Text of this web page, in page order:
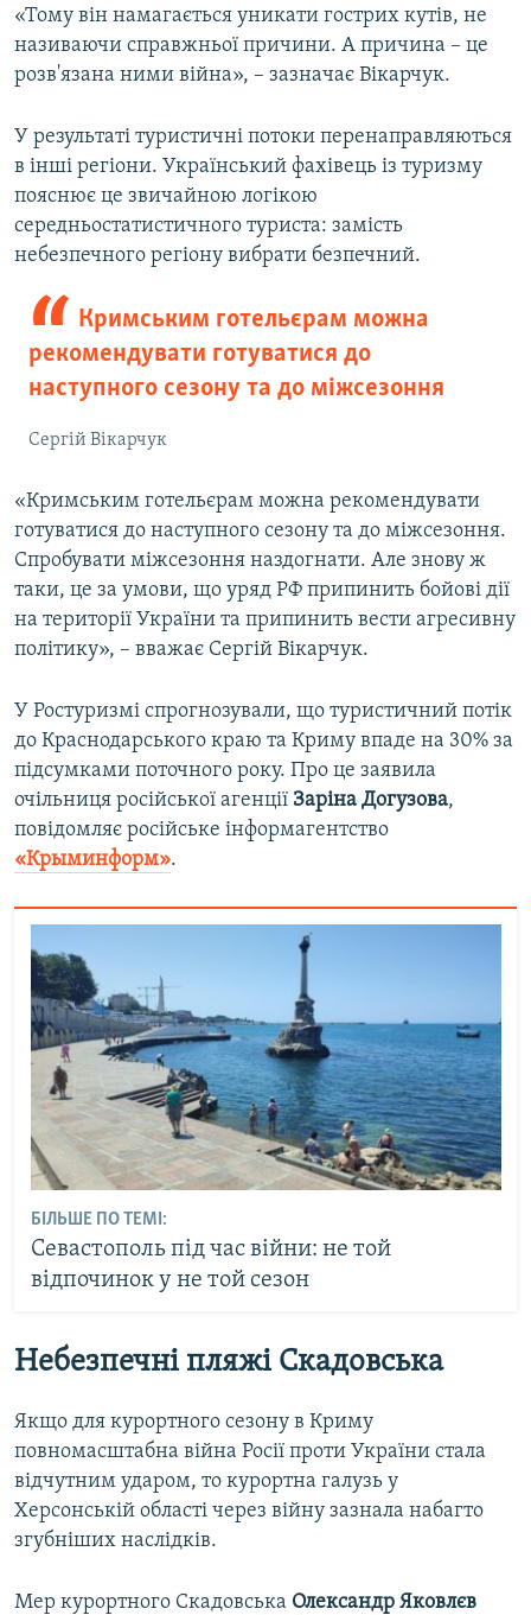
«Тому він намагається уникати гострих кутів, не
називаючи справжньої причини. А причина – це
розв'язана ними війна», – зазначає Вікарчук.
У результаті туристичні потоки перенаправляються
в інші регіони. Український фахівець із туризму
пояснює це звичайною логікою
середньостатистичного туриста: замість
небезпечного регіону вибрати безпечний.
Кримським готельєрам можна
рекомендувати готуватися до
наступного сезону та до міжсезоння
Сергій Вікарчук
«Кримським готельєрам можна рекомендувати
готуватися до наступного сезону та до міжсезоння.
Спробувати міжсезоння наздогнати. Але знову ж
таки, це за умови, що уряд РФ припинить бойові дії
на території України та припинить вести агресивну
політику», – вважає Сергій Вікарчук.
У Ростуризмі спрогнозували, що туристичний потік
до Краснодарського краю та Криму впаде на 30% за
підсумками поточного року. Про це заявила
очільниця російської агенції Заріна Догузова,
повідомляє російське інформагентство
«Крыминформ».
БІЛЬШЕ ПО ТЕМІ:
Севастополь під час війни: не той
відпочинок у не той сезон
Небезпечні пляжі Скадовська
Якщо для курортного сезону в Криму
повномасштабна війна Росії проти України стала
відчутним ударом, то курортна галузь у
Херсонській області через війну зазнала набагто
згубніших наслідків.
Мер курортного Скадовська Олександр Яковлєв